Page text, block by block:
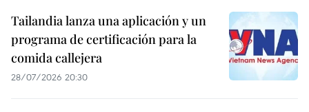
Tailandia lanza una aplicación y un
programa de certificación para la
comida callejera
28/07/2026 20:30